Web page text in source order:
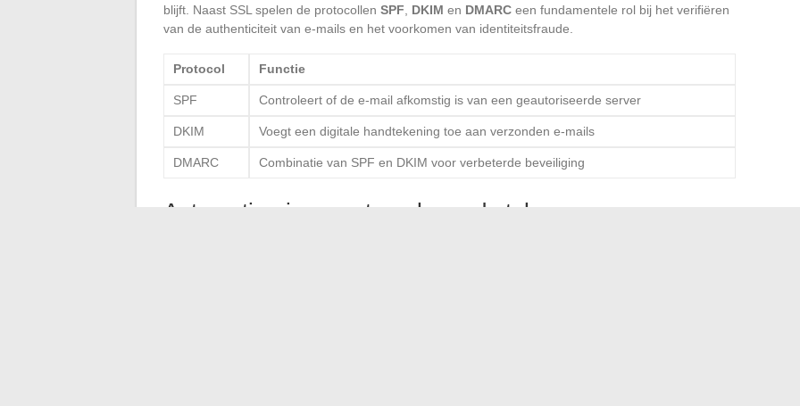
blijft. Naast SSL spelen de protocollen SPF DKIM en DMARC een fundamentele rol bij het verifiëren
van de authenticiteit van e-mails en het voorkomen van identiteitsfraude.
Protocol Functie
SPF Controleert of de e-mail afkomstig is van een geautoriseerde server
DKIM Voegt een digitale handtekening toe aan verzonden e-mails
DMARC Combinatie van SPF en DKIM voor verbeterde beveiliging
Automatisering van terugkerende taken